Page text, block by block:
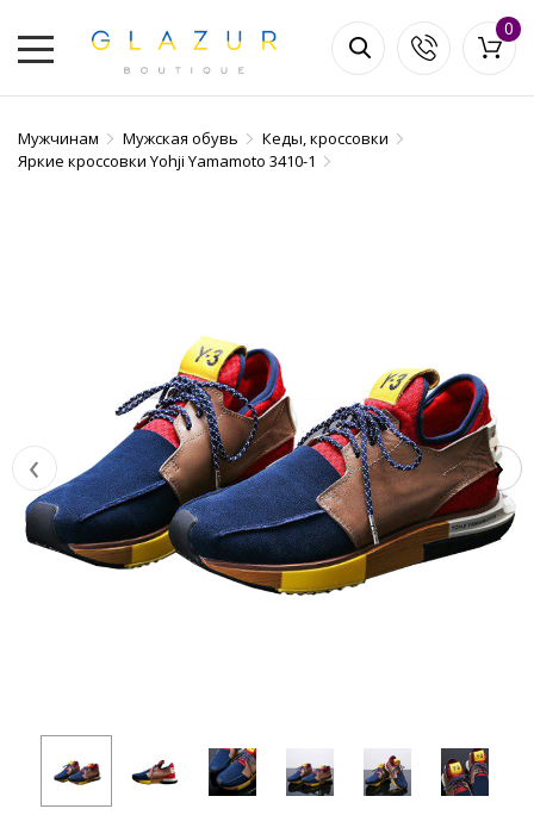
0
Мужчинам Мужская обувь
Кеды, кроссовки
Яркие кроссовки Yohji Yamamoto 3410-1
‹ ›